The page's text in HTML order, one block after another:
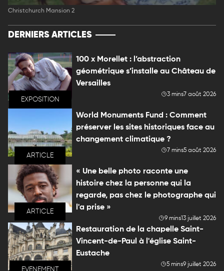
Christchurch Mansion 2
DERNIERS ARTICLES
EXPOSITION
100 x Morellet : l’abstraction
géométrique s’installe au Château de
Versailles
3 mins7 août 2026
ARTICLE
World Monuments Fund : Comment
préserver les sites historiques face au
changement climatique ?
7 mins5 août 2026
ARTICLE
« Une belle photo raconte une
histoire chez la personne qui la
regarde, pas chez le photographe qui
l'a prise »
9 mins13 juillet 2026
EVENEMENT
Restauration de la chapelle Saint-
Vincent-de-Paul à l'église Saint-
Eustache
5 mins9 juillet 2026